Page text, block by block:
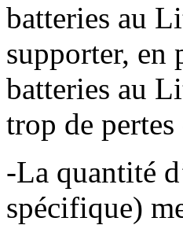
batteries au
supporter, en
batteries au
trop de
-La quantité
spécifique)